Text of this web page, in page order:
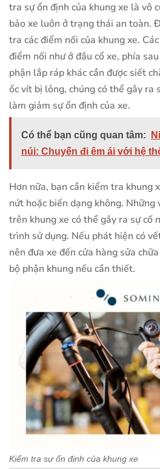
tra sự ổn định của khung xe là vô
bảo xe luôn ở trạng thái an toàn.
tra các điểm nối của khung xe.
điểm nối như ở đầu cổ xe, phía
phận lắp ráp khác cần được siết
ốc vít bị lỏng, chúng có thể gây ra
làm giảm sự ổn định của xe.
Có thể bạn cũng quan tâm:
núi: Chuyến đi êm ái với hệ
Hơn nữa, bạn cần kiểm tra khung
nứt hoặc biến dạng không.
trên khung xe có thể gây ra sự cố
trình sử dụng. Nếu phát hiện có
nên đưa xe đến cửa hàng sửa
bộ phận khung nếu cần thiết.
Kiểm tra sự ổn định của khung xe